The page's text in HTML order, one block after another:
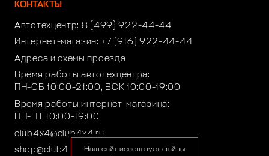
КОНТАКТЫ
Автотехцентр: 8 (499) 922-44-44
Интернет-магазин: +7 (916) 922-44-44
Адреса и схемы проезда
Время работы автотехцентра:
ПН-СБ 10:00-21:00, ВСК 10:00-19:00
Время работы интернет-магазина:
ПН-ПТ 10:00-19:00
club4x4@club4x4.ru
shop@club4x4.ruНаш сайт использует файлы